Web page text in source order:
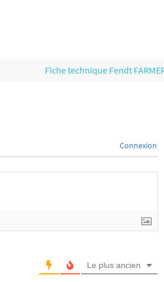
Fiche technique Fendt
Connexion
Le plus ancien